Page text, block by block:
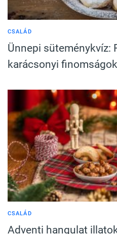
CSALÁD
Ünnepi süteménykvíz:
karácsonyi
CSALÁD
Adventi hangulat